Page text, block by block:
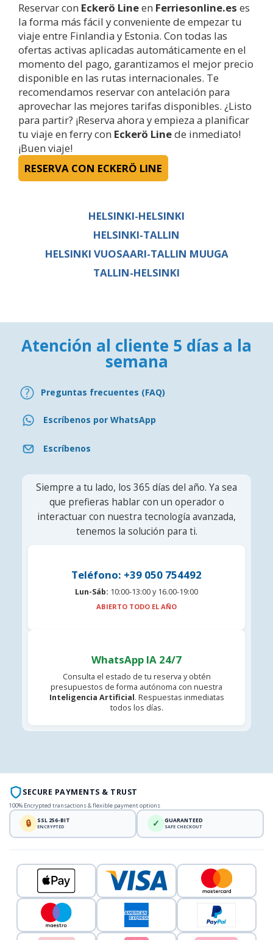
Reservar con Eckerö Lineen Ferriesonline.es es
la forma más fácil y conveniente de empezar tu
viaje entre Finlandia y Estonia. Con todas las
ofertas activas aplicadas automáticamente en el
momento del pago, garantizamos el mejor precio
disponible en las rutas internacionales. Te
recomendamos reservar con antelación para
aprovechar las mejores tarifas disponibles. ¿Listo
para partir? ¡Reserva ahora y empieza a planificar
tu viaje en ferry con Eckerö Linede inmediato!
¡Buen viaje!
RESERVA CON ECKERÖ LINE
HELSINKI-HELSINKI
HELSINKI-TALLIN
HELSINKI VUOSAARI-TALLIN MUUGA
TALLIN-HELSINKI
Atención al cliente 5 días a la
semana
Preguntas frecuentes (FAQ)
Escríbenos por WhatsApp
Escríbenos
Siempre a tu lado, los 365 días del año. Ya sea
que prefieras hablar con un operador o
interactuar con nuestra tecnología avanzada,
tenemos la solución para ti.
Teléfono: +39 050 754492
Lun-Sáb: 10:00-13:00 y 16.00-19:00
ABIERTO TODO EL AÑO
WhatsApp IA 24/7
Consulta el estado de tu reserva y obtén
presupuestos de forma autónoma con nuestra
Inteligencia Artificial. Respuestas inmediatas
todos los días.
SECURE PAYMENTS & TRUST
100% Encrypted transactions & flexible payment options
🔒 SSL 256-BIT
ENCRYPTED ✓ GUARANTEED
SAFE CHECKOUT